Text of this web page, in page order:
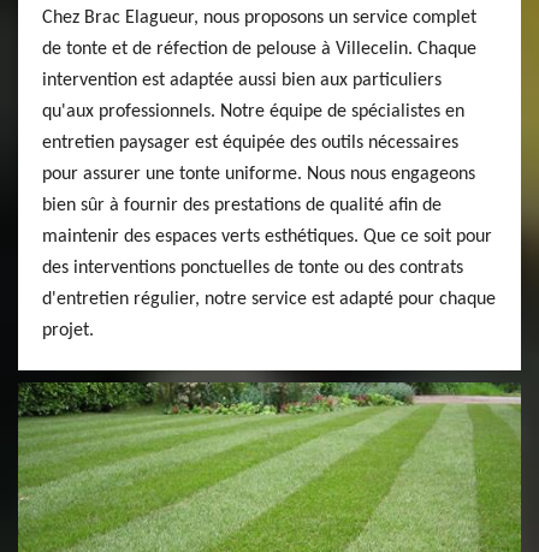
Chez Brac Elagueur, nous proposons un service complet
de tonte et de réfection de pelouse à Villecelin. Chaque
intervention est adaptée aussi bien aux particuliers
qu'aux professionnels. Notre équipe de spécialistes en
entretien paysager est équipée des outils nécessaires
pour assurer une tonte uniforme. Nous nous engageons
bien sûr à fournir des prestations de qualité afin de
maintenir des espaces verts esthétiques. Que ce soit pour
des interventions ponctuelles de tonte ou des contrats
d'entretien régulier, notre service est adapté pour chaque
projet.